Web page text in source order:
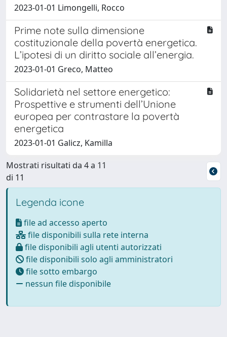
2023-01-01 Limongelli, Rocco
Prime note sulla dimensione
costituzionale della povertà energetica.
L’ipotesi di un diritto sociale all’energia.
2023-01-01 Greco, Matteo
Solidarietà nel settore energetico:
Prospettive e strumenti dell’Unione
europea per contrastare la povertà
energetica
2023-01-01 Galicz, Kamilla
Mostrati risultati da 4 a 11
di 11
Legenda icone
file ad accesso aperto
file disponibili sulla rete interna
file disponibili agli utenti autorizzati
file disponibili solo agli amministratori
file sotto embargo
nessun file disponibile